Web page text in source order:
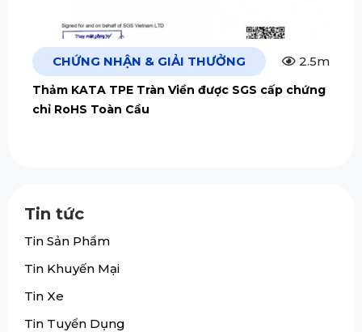
CHỨNG NHẬN & GIẢI THƯỞNG 2.5m
Thảm KATA TPE Tràn Viền được SGS cấp chứng
chỉ RoHS Toàn Cầu
Tin tức
Tin Sản Phẩm
Tin Khuyến Mại
Tin Xe
Tin Tuyển Dụng